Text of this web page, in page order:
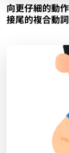
向更仔細的動
接尾的複合動